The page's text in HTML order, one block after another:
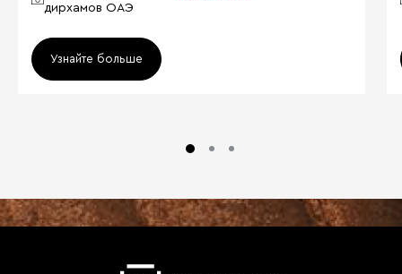
дирхамов ОАЭ
Узнайте больше